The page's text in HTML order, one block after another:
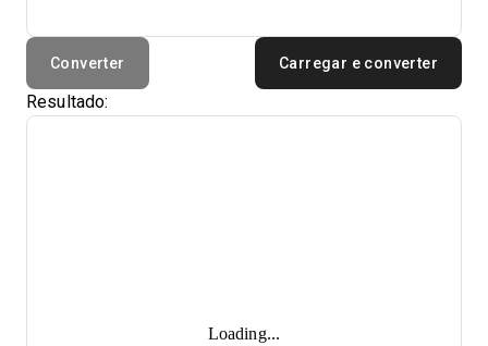
Converter Carregar e converter
Resultado:
Loading...